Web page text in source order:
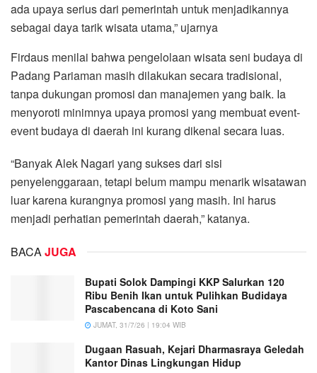
ada upaya serius dari pemerintah untuk menjadikannya
sebagai daya tarik wisata utama,” ujarnya
Firdaus menilai bahwa pengelolaan wisata seni budaya di
Padang Pariaman masih dilakukan secara tradisional,
tanpa dukungan promosi dan manajemen yang baik. Ia
menyoroti minimnya upaya promosi yang membuat event-
event budaya di daerah ini kurang dikenal secara luas.
“Banyak Alek Nagari yang sukses dari sisi
penyelenggaraan, tetapi belum mampu menarik wisatawan
luar karena kurangnya promosi yang masih. Ini harus
menjadi perhatian pemerintah daerah,” katanya.
BACAJUGA
Bupati Solok Dampingi KKP Salurkan 120
Ribu Benih Ikan untuk Pulihkan Budidaya
Pascabencana di Koto Sani
JUMAT, 31/7/26 | 19:04 WIB
Dugaan Rasuah, Kejari Dharmasraya Geledah
Kantor Dinas Lingkungan Hidup